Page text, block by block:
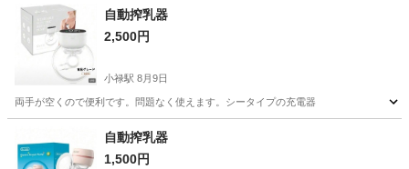
自動搾乳器
2,500円
小禄駅 8月9日
両手が空くので便利です。問題なく使えます。シータイプの充電器
小禄駅
自動搾乳器
1,500円